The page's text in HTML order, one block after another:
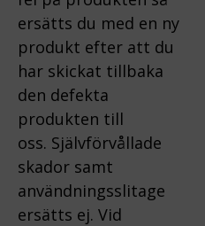
ersätts du med en ny
produkt efter att du
har skickat tillbaka
den defekta
produkten till
oss. Självförvållade
skador samt
användningsslitage
ersätts ej. Vid